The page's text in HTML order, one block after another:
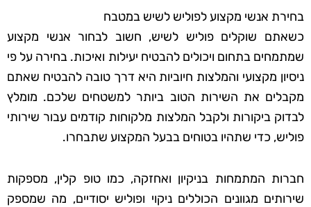
בחירת אנשי מקצוע לפוליש לשיש במטבח
כשאתם שוקלים פוליש לשיש, חשוב לבחור אנשי מקצוע
שמתמחים בתחום ויכולים להבטיח יעילות ואיכות. בחירה על פי
ניסיון מקצועי והמלצות חיוביות היא דרך טובה להבטיח שאתם
מקבלים את השירות הטוב ביותר למשטחים שלכם. מומלץ
לבדוק ביקורות ולקבל המלצות מלקוחות קודמים עבור שירותי
פוליש, כדי שתהיו בטוחים בבעל המקצוע שתבחרו.
חברות המתמחות בניקיון ואחזקה, כמו טופ קלין, מספקות
שירותים מגוונים הכוללים ניקוי ופוליש יסודיים, מה שמספק